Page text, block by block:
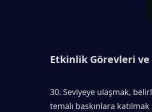
Etkinlik Görevleri
30. Seviyeye ulaşmak,
temalı baskınlara